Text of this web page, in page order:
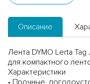
Описание
Лента DYMO Lerta Tag
для компактного
Характеристики